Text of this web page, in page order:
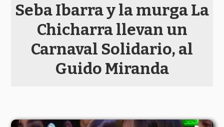
Seba Ibarra y la murga La
Chicharra llevan un
Carnaval Solidario, al
Guido Miranda